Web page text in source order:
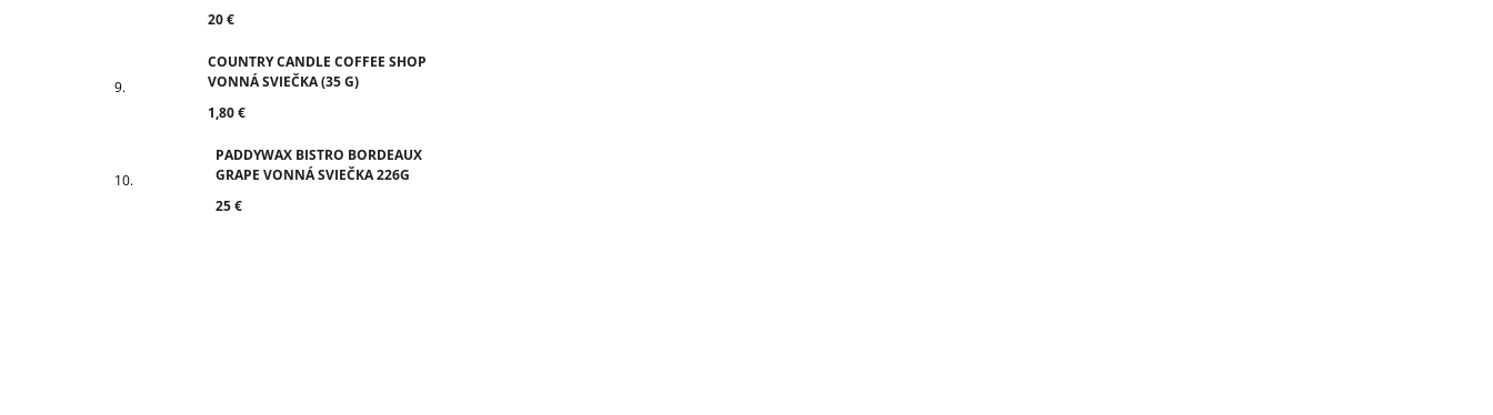
20 €
COUNTRY CANDLE COFFEE SHOP
VONNÁ SVIEČKA (35 G)
1,80 €
PADDYWAX BISTRO BORDEAUX
GRAPE VONNÁ SVIEČKA 226G
25 €